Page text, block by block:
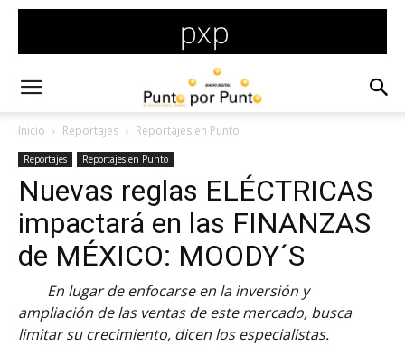
Inicio Reportajes Reportajes en Punto
Reportajes Reportajes en Punto
Nuevas reglas ELÉCTRICAS
impactará en las FINANZAS
de MÉXICO: MOODY´S
En lugar de enfocarse en la inversión y
ampliación de las ventas de este mercado, busca
limitar su crecimiento, dicen los especialistas.